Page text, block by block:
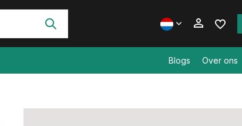
Blogs Over ons